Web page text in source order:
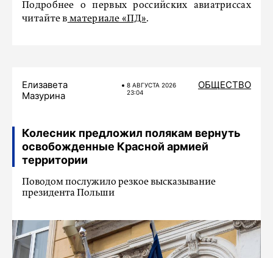
Подробнее о первых российских авиатриссах
читайте в материале «ПД».
Елизавета
Мазурина
8 АВГУСТА 2026
23:04
ОБЩЕСТВО
Колесник предложил полякам вернуть
освобожденные Красной армией
территории
Поводом послужило резкое высказывание
президента Польши